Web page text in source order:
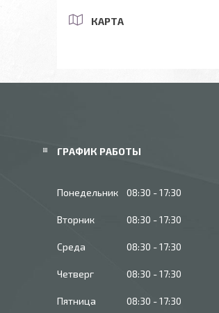
КАРТА
ГРАФИК РАБОТЫ
Понедельник 08:30 17:30
Вторник 08:30 17:30
Среда 08:30 17:30
Четверг 08:30 17:30
Пятница 08:30 17:30